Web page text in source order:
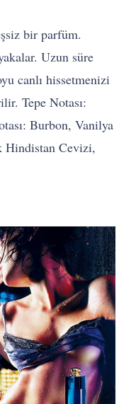
bir parfüm.
Uzun süre
canlı hissetmenizi
Tepe Notası:
Burbon, Vanilya
Hindistan Cevizi,